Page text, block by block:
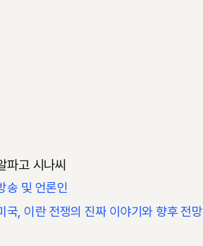
파고 시나씨
송 및 언론인
국, 이란 전쟁의 진짜 이야기와 향후 전망